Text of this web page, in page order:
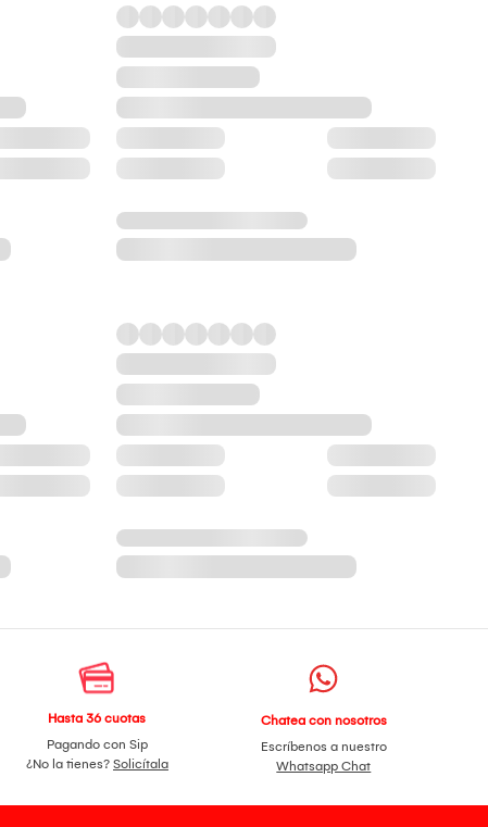
Hasta 36 cuotas
Pagando con Sip
¿No la tienes? Solicítala
Chatea con nosotros
Escríbenos a nuestro
Whatsapp Chat